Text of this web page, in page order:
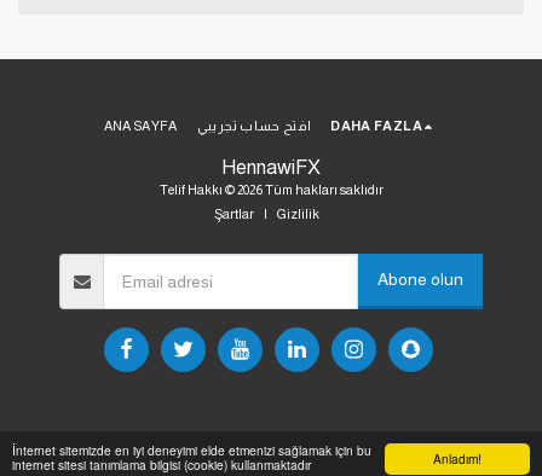
Anladım!
İnternet sitemizde en iyi deneyimi elde etmenizi sağlamak için bu
internet sitesi tanımlama bilgisi (cookie) kullanmaktadır
HennawiFX
Telif Hakkı © 2026 Tüm hakları saklıdır
Şartlar| Gizlilik
ANA SAYFA افتح حساب تجريبي DAHA FAZLA
Abone olun